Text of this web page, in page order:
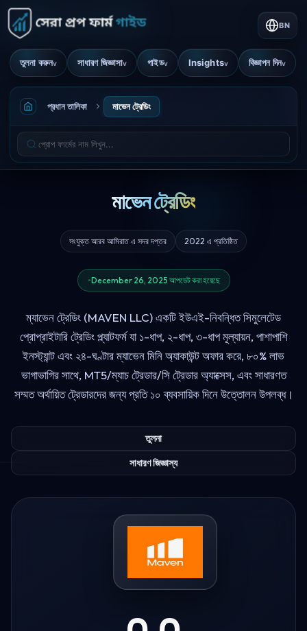
তুলনা করুনv সাধারণ জিজ্ঞাসাv গাইডv Insightsv বিজ্ঞাপন দিনv
BN
প্রধান তালিকা মাভেন ট্রেডিং
মাভেন ট্রেডিং
সংযুক্ত আরব আমিরাত এ সদর দপ্তর 2022 এ প্রতিষ্ঠিত
December 26, 2025 আপডেট করা হয়েছে
ম্যাভেন ট্রেডিং (MAVEN LLC) একটি ইউএই-নিবন্ধিত সিমুলেটেড
প্রোপ্রাইটারি ট্রেডিং প্ল্যাটফর্ম যা ১-ধাপ, ২-ধাপ, ৩-ধাপ মূল্যায়ন, পাশাপাশি
ইনস্ট্যান্ট এবং ২৪-ঘণ্টার ম্যাভেন মিনি অ্যাকাউন্ট অফার করে, ৮০% লাভ
ভাগাভাগির সাথে, MT5/ম্যাচ ট্রেডার/সি ট্রেডার অ্যাক্সেস, এবং সাধারণত
সম্মত অর্থায়িত ট্রেডারদের জন্য প্রতি ১০ ব্যবসায়িক দিনে উত্তোলন উপলব্ধ।
তুলনা
সাধারণ জিজ্ঞাস্য